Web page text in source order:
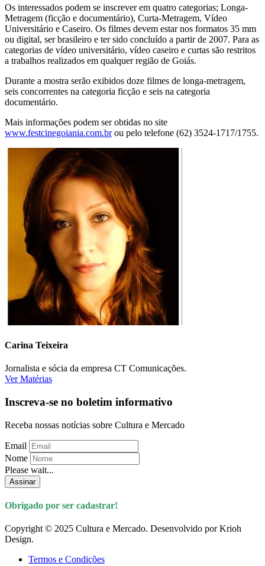
Os interessados podem se inscrever em quatro categorias; Longa-
Metragem (ficção e documentário), Curta-Metragem, Vídeo
Universitário e Caseiro. Os filmes devem estar nos formatos 35 mm
ou digital, ser brasileiro e ter sido concluído a partir de 2007. Para as
categorias de vídeo universitário, vídeo caseiro e curtas são restritos
a trabalhos realizados em qualquer região de Goiás.
Durante a mostra serão exibidos doze filmes de longa-metragem,
seis concorrentes na categoria ficção e seis na categoria
documentário.
Mais informações podem ser obtidas no site
www.festcinegoiania.com.brou pelo telefone (62) 3524-1717/1755.
Carina Teixeira
Jornalista e sócia da empresa CT Comunicações.
Ver Matérias
Inscreva-se no boletim informativo
Receba nossas notícias sobre Cultura e Mercado
Email
Nome
Please wait...
Assinar
Obrigado por ser cadastrar!
Copyright © 2025 Cultura e Mercado. Desenvolvido por Krioh
Design.
Termos e Condições